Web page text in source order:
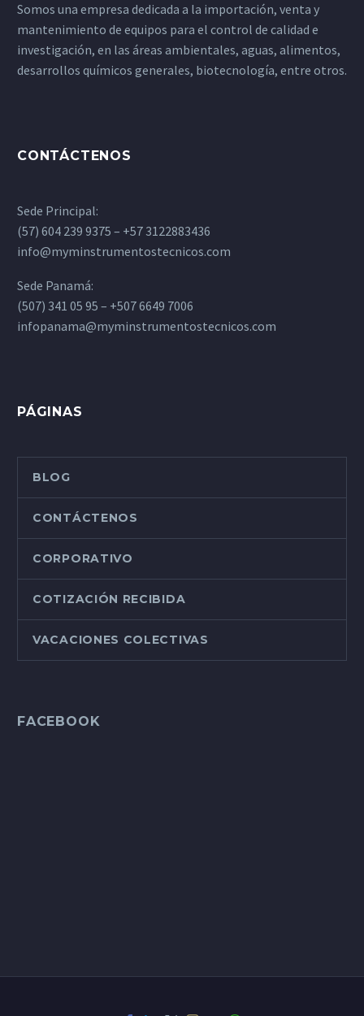
Somos una empresa dedicada a la importación, venta y
mantenimiento de equipos para el control de calidad e
investigación, en las áreas ambientales, aguas, alimentos,
desarrollos químicos generales, biotecnología, entre otros.
CONTÁCTENOS
Sede Principal:
(57) 604 239 9375 – +57 3122883436
info@myminstrumentostecnicos.com
Sede Panamá:
(507) 341 05 95 – +507 6649 7006
infopanama@myminstrumentostecnicos.com
PÁGINAS
BLOG
CONTÁCTENOS
CORPORATIVO
COTIZACIÓN RECIBIDA
VACACIONES COLECTIVAS
FACEBOOK